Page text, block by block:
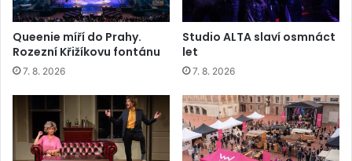
Queenie míří do Prahy.
Rozezní Křižíkovu fontánu
7. 8. 2026
Studio ALTA slaví osmnáct
let
7. 8. 2026